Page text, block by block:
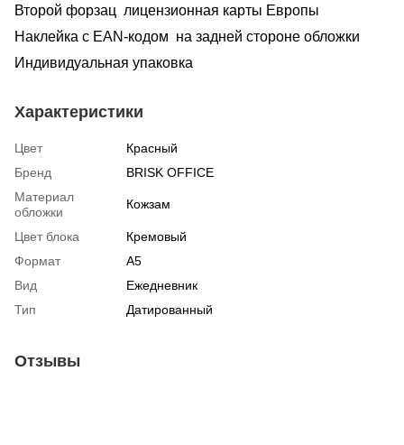
Второй форзац лицензионная карты Европы
Наклейка с EAN-кодом на задней стороне обложки
Индивидуальная упаковка
Характеристики
Цвет
Красный
Бренд
BRISK OFFICE
Материал
обложки
Кожзам
Цвет блока
Кремовый
Формат
А5
Вид
Ежедневник
Тип
Датированный
Отзывы